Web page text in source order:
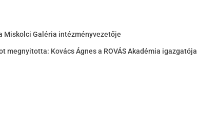
Miskolci Galéria intézményvezetője
Kovács Ágnes a ROVÁS Akadémia igazgatója